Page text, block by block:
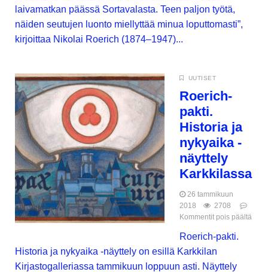
laivamatkan päässä Sortavalasta. Teen paljon työtä,
näiden seutujen luonto miellyttää minua loputtomasti”,
kirjoittaa Nikolai Roerich (1874–1947)...
UUTISET
Roerich-
pakti.
Historia ja
nykyaika -
näyttely
Karkkilassa
26 tammikuun
2018
2708
Kommentit pois päältä
Roerich-pakti.
Historia ja nykyaika -näyttely on esillä Karkkilan
Kirjastogalleriassa tammikuun loppuun asti. Näyttely